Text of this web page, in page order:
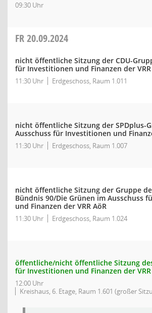
09:30 Uhr
FR20.09.2024
nicht öffentliche Sitzung der CDU-
für Investitionen und Finanzen der VRR
11:30 Uhr Erdgeschoss, Raum 1.011
nicht öffentliche Sitzung der SPDplus-
Ausschuss für Investitionen und
11:30 Uhr Erdgeschoss, Raum 1.007
nicht öffentliche Sitzung der Gruppe
Bündnis 90/Die Grünen im Ausschuss
und Finanzen der VRR AöR
11:30 Uhr Erdgeschoss, Raum 1.024
öffentliche/nicht öffentliche Sitzung
für Investitionen und Finanzen der VRR
12:00 Uhr
Kreishaus, 6. Etage, Raum 1.601 (großer